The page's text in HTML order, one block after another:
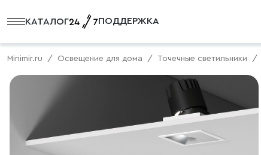
КАТАЛОГ ПОДДЕРЖКА
Minimir.ru Освещение для дома Точечные светильники